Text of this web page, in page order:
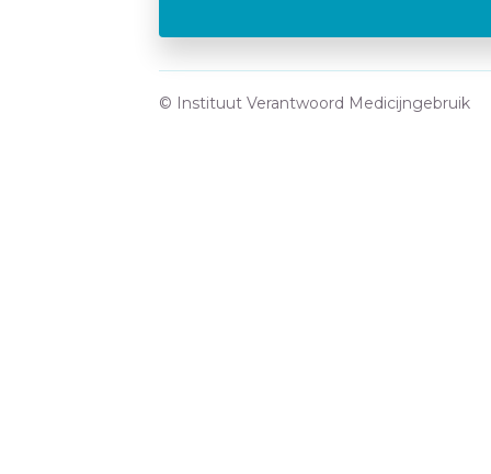
© Instituut Verantwoord Medicijngebruik